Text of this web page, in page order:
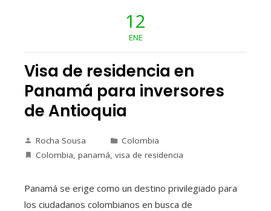
12
ENE
Visa de residencia en
Panamá para inversores
de Antioquia
Rocha Sousa
Colombia
Colombia panamá visa de residencia
Panamá se erige como un destino privilegiado para
los ciudadanos colombianos en busca de